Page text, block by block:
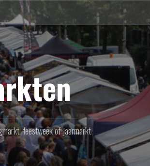
feestweek of jaarmarkt